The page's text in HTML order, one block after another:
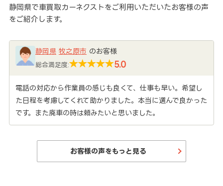
静岡県で車買取カーネクストをご利用いただいたお客様の声
をご紹介します。
静岡県 牧之原市 のお客様
総合満足度: 5.0
電話の対応から作業員の感じも良くて、仕事も早い。希望し
た日程を考慮してくれて助かりました。本当に選んで良かった
です。また廃車の時は頼みたいと思いました。
お客様の声をもっと見る